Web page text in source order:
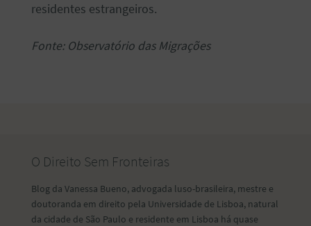
residentes estrangeiros.
Fonte: Observatório das Migrações
O Direito Sem Fronteiras
Blog da Vanessa Bueno, advogada luso-brasileira, mestre e
doutoranda em direito pela Universidade de Lisboa, natural
da cidade de São Paulo e residente em Lisboa há quase